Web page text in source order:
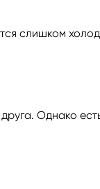
слишком
Однако